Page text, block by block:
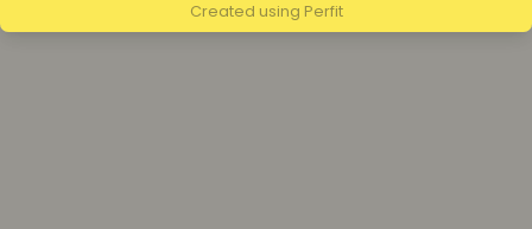
Created using Perfit